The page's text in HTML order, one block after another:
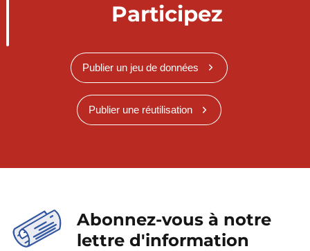
Participez
Publier un jeu de données
Publier une réutilisation
Abonnez-vous à notre
lettre d'information